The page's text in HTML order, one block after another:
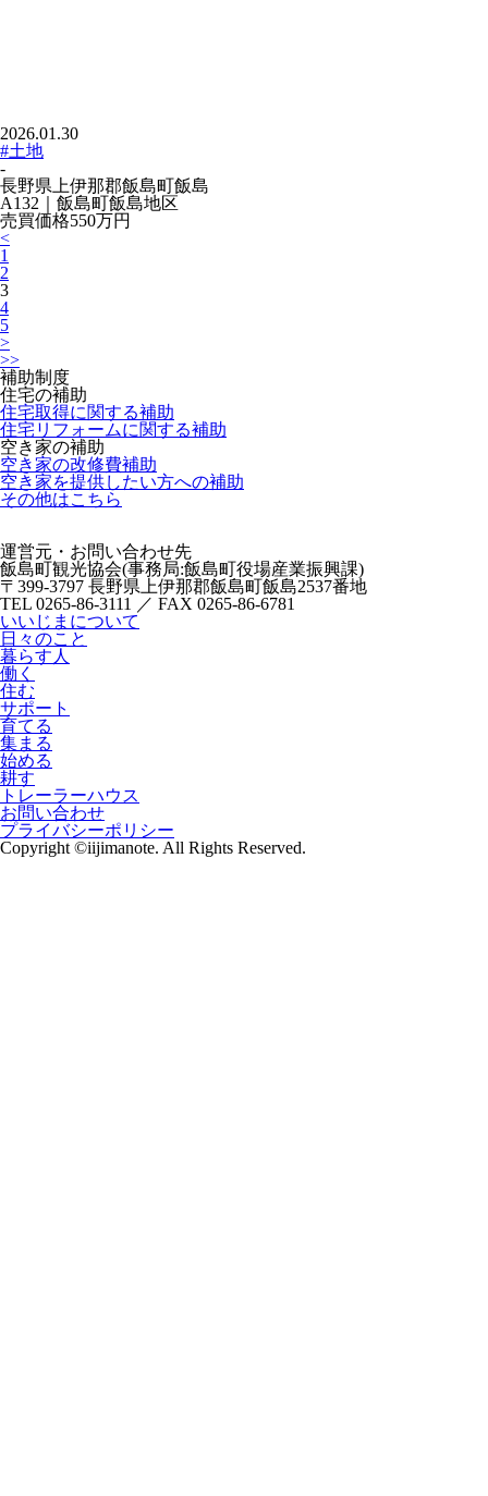
2026.01.30
#土地
-
長野県上伊那郡飯島町飯島
A132｜飯島町飯島地区
売買価格550万円
<
1
2
3
4
5
>
>>
補助制度
住宅の補助
住宅取得に関する補助
住宅リフォームに関する補助
空き家の補助
空き家の改修費補助
空き家を提供したい方への補助
その他はこちら
運営元・お問い合わせ先
飯島町観光協会(事務局:飯島町役場産業振興課)
〒399-3797 長野県上伊那郡飯島町飯島2537番地
TEL 0265-86-3111 ／ FAX 0265-86-6781
いいじまについて
日々のこと
暮らす人
働く
住む
サポート
育てる
集まる
始める
耕す
トレーラーハウス
お問い合わせ
プライバシーポリシー
Copyright ©iijimanote. All Rights Reserved.